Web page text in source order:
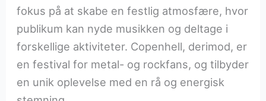
fokus på at skabe en festlig atmosfære, hvor
publikum kan nyde musikken og deltage i
forskellige aktiviteter. Copenhell, derimod, er
en festival for metal- og rockfans, og tilbyder
en unik oplevelse med en rå og energisk